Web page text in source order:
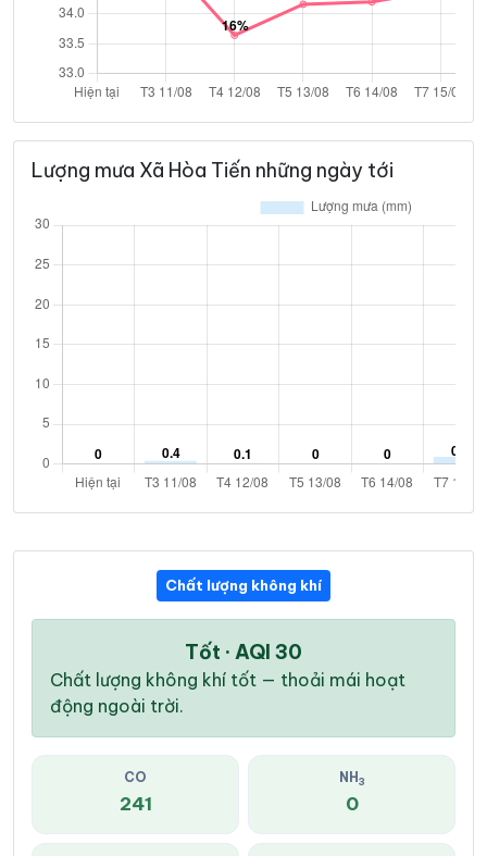
Lượng mưa Xã Hòa Tiến những ngày tới
Chất lượng không khí
Tốt · AQI 30
Chất lượng không khí tốt — thoải mái hoạt
động ngoài trời.
CO
241
NH 3
0